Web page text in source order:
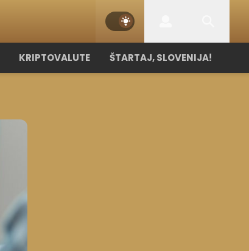
KRIPTOVALUTE ŠTARTAJ, SLOVENIJA!